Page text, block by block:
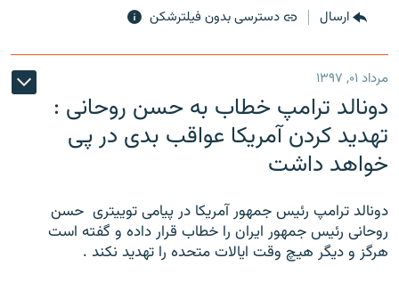
ارسال دسترسی بدون فیلترشکن
مرداد ۰۱, ۱۳۹۷
دونالد ترامپ خطاب به حسن روحانی :
تهدید کردن آمریکا عواقب بدی در پی
خواهد داشت
دونالد ترامپ رئیس جمهور آمریکا در پیامی توییتری ‌ حسن
روحانی رئیس جمهور ایران را خطاب قرار داده و گفته است
هرگز و دیگر هیچ وقت ایالات متحده را تهدید نکند .